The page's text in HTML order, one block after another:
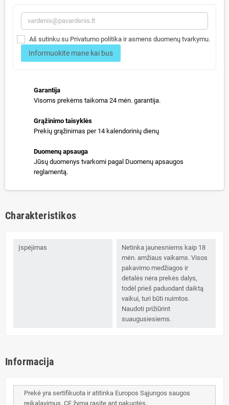
Aš sutinku su Privatumo politika ir asmens duomenų tvarkymu.
Informuokite mane kai bus
Garantija
Visoms prekėms taikoma 24 mėn. garantija.
Grąžinimo taisyklės
Prekių grąžinimas per 14 kalendorinių dienų
Duomenų apsauga
Jūsų duomenys tvarkomi pagal Duomenų apsaugos
reglamentą.
Charakteristikos
Įspėjimas
Netinka jaunesniems kaip 18
mėn. amžiaus vaikams. Visos
pakavimo medžiagos ir
detalės nėra prekės dalys,
todėl prieš paduodant daiktą
vaikui, turi būti nuimtos.
Naudoti prižiūrint
suaugusiesiems.
Informacija
Prekė yra sertifikuota ir atitinka Europos Sąjungos saugos
reikalavimus. CE žymą rasite ant pakuotės.